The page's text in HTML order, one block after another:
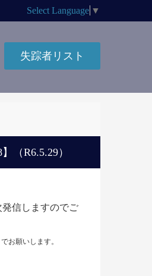
Select Language ▼
失踪者リスト
（R6.5.29）
信しますのでご
お願いします。